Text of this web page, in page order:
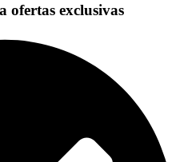
ofertas exclusivas